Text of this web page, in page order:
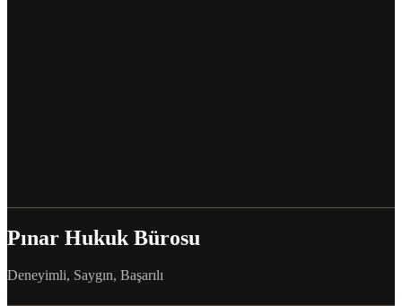
Pınar Hukuk Bürosu
Deneyimli, Saygın, Başarılı